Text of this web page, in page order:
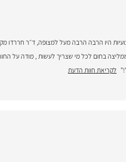
היו הרבה הרבה מעל למצופה, ד״ר חררדו
בחום לכל מי שצריך לעשות , מודה על
לקריאת חוות הדעת